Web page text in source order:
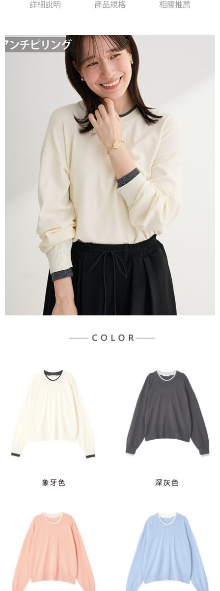
流程，驗證手機門號後，選擇欲分期的期數、繳款截止日，確認付款後即完
消。如遇「轉專審核」未通過狀況，表示未達大哥付你分期系統評分，恕無
法說明評估內容。
1.分期款項不併入電信帳單，「大哥付你分期」於每月結算日後寄送繳費提
2.透過簡訊連結打開帳單後，可選擇「超商條碼／台灣大直營門市／銀行轉
帳／街口支付／iPASS MONEY」等通路繳費。
1.本服務係由「台灣大哥大股份有限公司」（以下簡稱本公司）所提供，讓
用戶於交易時，得透過本服務購買商品或服務，並由商店將買賣／分期付款
買賣價金債權讓與本公司後，依約使用本公司帳單繳交帳款。
2.基於同意付款使用「大哥付你分期」之契約關係目的，商店將以您的個人
資料（包含姓名、電話或地址）提供予台灣大哥大進項蒐集、處理及利用，
由本公司與您本人進行分期帳單所需資料之確認、核對及更正。
3.完整用戶服務條款，請詳閱以下連結：
https://oppay.tw/userRule
【關於「AFTEE先享後付」】
１．簡單：不需註冊會員、不需綁卡、不需儲值。
２．便利：只要手機號碼，簡訊認證，即可結帳。
３．安心：先確認商品／服務後，再付款。
【「AFTEE先享後付」結帳流程】
１．於結帳方式選擇「AFTEE先享後付」後，將跳轉至「AFTEE先享後付」
結帳頁面，進行簡訊認證並確認金額後，即可完成結帳。
２．訂單成立數日內，您將收到繳費通知簡訊。
３．收到繳費通知簡訊後14天內，點擊此簡訊中的連結，可透過四大超商／
ATM／網路銀行／等多元方式進行付款，方視為交易完成。
※ 請注意：結帳手續完成當下不需立刻繳費，但若您需要取消訂單，請聯絡
購買商品的店家。未經商家同意取消之訂單仍視為有效，需透過AFTEE先享
後付繳納相關費用。
※ 交易是否成功請以「AFTEE先享後付 」之結帳頁面顯示為準，若有關於
是否繳費成功／繳費後需取消欲退款等相關疑問，請聯繫「AFTEE先享後付
https://netprotections.freshdesk.com/support/home
１．透過由恩沛科技股份有限公司提供之「AFTEE先享後付」服務完成之交
易，需依本服務之必要範圍內提供個人資料，並將交易相關給付款項請求債
權轉讓予恩沛科技股份有限公司。
２．關於個人資料處理事宜，請瀏覽以下網址：
https://aftee.tw/terms/#terms3
３．未成年的使用者請事先徵得法定代理人或監護人之同意方可使用
「AFTEE先享後付」，若未經同意申辦者引起之損失，本公司不負相關責
４．使用「AFTEE先享後付」時，將依據個別帳號之用戶狀況，依本公司即
時審查核予不同之上限額度；若仍有額度不足之情形，本公司將視審查結果
請求用戶進行身份認證。
５．嚴禁一人註冊多個帳號或使用他人資訊註冊。若發現惡意使用之情形，
恩沛科技股份有限公司將有權停止該用戶之使用額度並採取法律行動。
運送方式
每筆NT$60，滿NT$388(含以上)免運費
每筆NT$60，滿NT$388(含以上)免運費
萊爾富取貨付款
每筆NT$60，滿NT$888(含以上)免運費
萊爾富純取貨
每筆NT$60，滿NT$888(含以上)免運費
每筆NT$60，滿NT$888(含以上)免運費
每筆NT$60，滿NT$888(含以上)免運費
每筆NT$90，滿NT$888(含以上)免運費
詳細說明 商品規格 相關推薦